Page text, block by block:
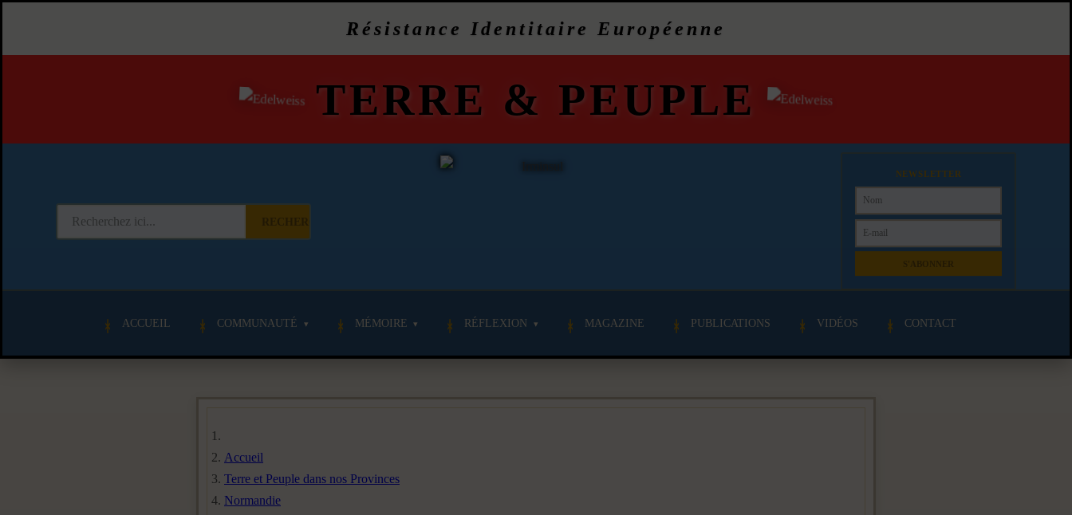
Résistance Identitaire Européenne
TERRE & PEUPLE
NEWSLETTER
ACCUEIL COMMUNAUTÉ MÉMOIRE RÉFLEXION MAGAZINE PUBLICATIONS VIDÉOS CONTACT
Accueil
Terre et Peuple dans nos Provinces
Normandie